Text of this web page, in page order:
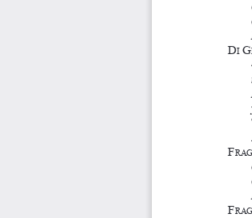
Di g
f r A g
f r A g